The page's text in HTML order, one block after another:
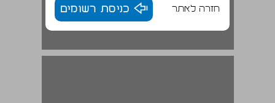
חזרה לאתר כניסת רשומים
פני התקופה: מעמדה של ארץ־ישראל בשלטון המוסלמי ובתמורות המדיניות בעולם המוסלמי ... 17